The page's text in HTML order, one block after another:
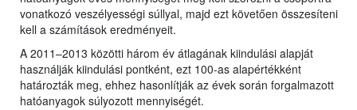
vonatkozó veszélyességi súllyal, majd ezt követően összesíteni
kell a számítások eredményeit.
A 2011–2013 közötti három év átlagának kiindulási alapját
használják kiindulási pontként, ezt 100-as alapértékként
határozták meg, ehhez hasonlítják az évek során forgalmazott
hatóanyagok súlyozott mennyiségét.